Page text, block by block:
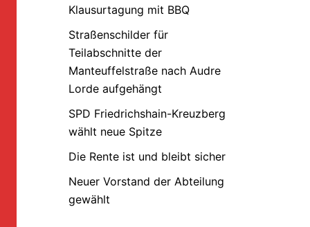
Klausurtagung mit BBQ
Straßenschilder für
Teilabschnitte der
Manteuffelstraße nach Audre
Lorde aufgehängt
SPD Friedrichshain-Kreuzberg
wählt neue Spitze
Die Rente ist und bleibt sicher
Neuer Vorstand der Abteilung
gewählt